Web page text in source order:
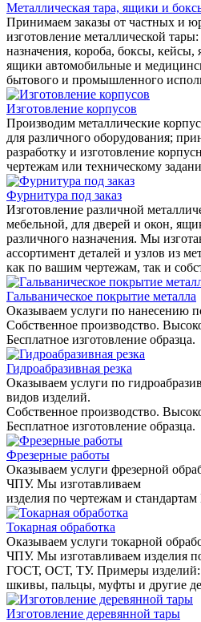
Металлическая тара, ящики и
Принимаем заказы от частных и
изготовление металлической
назначения, короба, боксы,
ящики автомобильные и
бытового и промышленного
Изготовление корпусов
Производим металлические
для различного оборудования;
разработку и изготовление
чертежам или техническому
Фурнитура под заказ
Изготовление различной
мебельной, для дверей и окон,
различного назначения. Мы
ассортимент деталей и узлов из
как по вашим чертежам, так и
Гальваническое покрытие металла
Оказываем услуги по нанесению
Собственное производство.
Бесплатное изготовление образца.
Гидроабразивная резка
Оказываем услуги по
видов изделий.
Собственное производство.
Бесплатное изготовление образца.
Фрезерные работы
Оказываем услуги фрезерной
ЧПУ. Мы изготавливаем
изделия по чертежам и
Токарная обработка
Оказываем услуги токарной
ЧПУ. Мы изготавливаем изделия
ГОСТ, ОСТ, ТУ. Примеры изделий:
шкивы, пальцы, муфты и другие
Изготовление деревянной тары